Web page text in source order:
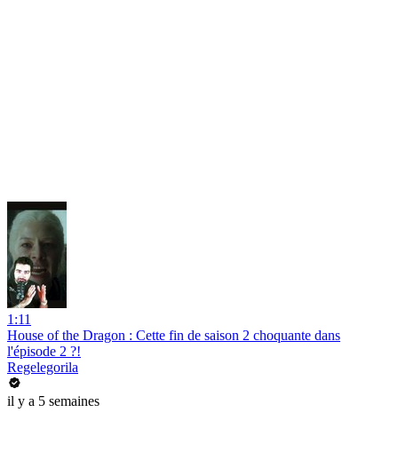
1:11
House of the Dragon : Cette fin de saison 2 choquante dans
l'épisode 2 ?!
Regelegorila
il y a 5 semaines